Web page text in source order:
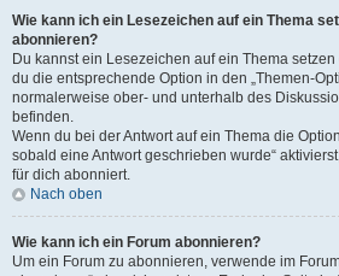
Wie kann ich ein Lesezeichen auf ein Thema
abonnieren?
Du kannst ein Lesezeichen auf ein Thema
du die entsprechende Option in den „Themen-
normalerweise ober- und unterhalb des
befinden.
Wenn du bei der Antwort auf ein Thema die
sobald eine Antwort geschrieben wurde“
für dich abonniert.
Nach oben
Wie kann ich ein Forum abonnieren?
Um ein Forum zu abonnieren, verwende im